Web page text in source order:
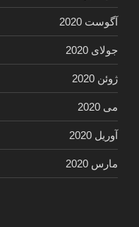
آگوست 2020
جولای 2020
ژوئن 2020
می 2020
آوریل 2020
مارس 2020